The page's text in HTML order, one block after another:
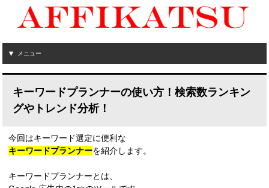
メニュー
キーワードプランナーの使い方！検索数ランキン
グやトレンド分析！
今回はキーワード選定に便利な
キーワードプランナーを紹介します。
キーワードプランナーとは、